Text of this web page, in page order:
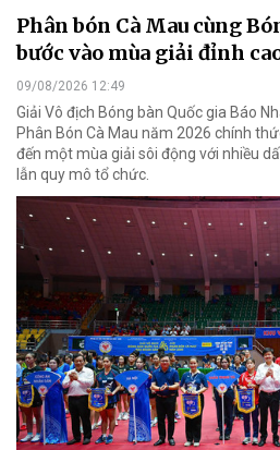
Phân bón Cà Mau cùng
bước vào mùa giải đỉnh
09/08/2026 12:49
Giải Vô địch Bóng bàn Quốc gia Báo
Phân Bón Cà Mau năm 2026 chính
đến một mùa giải sôi động với nhiều
lẫn quy mô tổ chức.